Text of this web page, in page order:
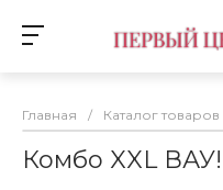
Главная / Каталог товаров
Комбо XXL ВАУ!